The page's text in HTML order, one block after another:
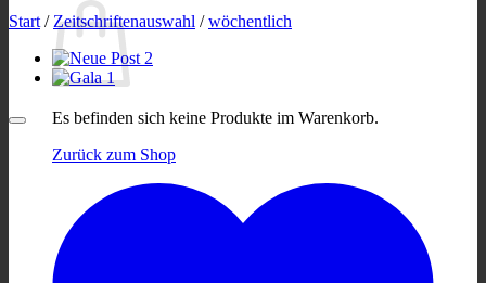
Es befinden sich keine Produkte im Warenkorb.
Zurück zum Shop
Start / Zeitschriftenauswahl / wöchentlich